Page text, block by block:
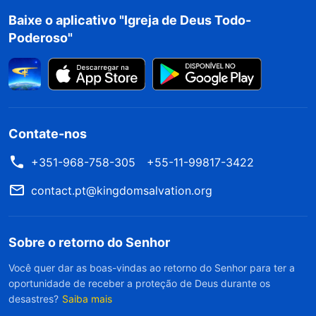
ou três dias para você ver que elas são
desonestas ou que suas ações e o tipo de
coisas que dizem indicam um caráter
significativo ou específico acontece em curto
prazo, somente ouvir as palavras da pessoa
faria você pensar que ele é uma pessoa boa,
que é capaz de renunciar às coisas e se
tudo que diz é correto, e você teria dificuldade
de identificá-la como aquilo que realmente é.
Baixe o aplicativo "Igreja de Deus Todo-
Poderoso"
Contate-nos
+351-968-758-305
+55-11-99817-3422
contact.pt@kingdomsalvation.org
Sobre o retorno do Senhor
Você quer dar as boas-vindas ao retorno do Senhor para ter a
oportunidade de receber a proteção de Deus durante os
desastres? Saiba mais